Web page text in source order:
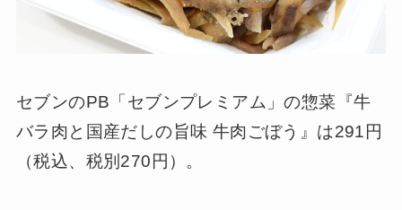
セブンのPB「セブンプレミアム」の惣菜『牛
バラ肉と国産だしの旨味 牛肉ごぼう』は291円
（税込、税別270円）。